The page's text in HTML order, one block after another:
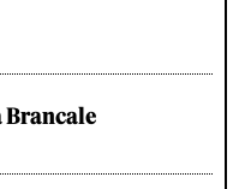
Brancale